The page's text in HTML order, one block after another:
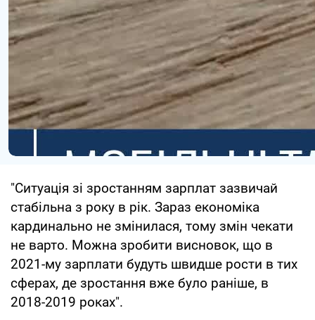
"Ситуація зі зростанням зарплат зазвичай
стабільна з року в рік. Зараз економіка
кардинально не змінилася, тому змін чекати
не варто. Можна зробити висновок, що в
2021-му зарплати будуть швидше рости в тих
сферах, де зростання вже було раніше, в
2018-2019 роках".